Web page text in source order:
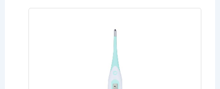
Auriculaire,
Convient aux